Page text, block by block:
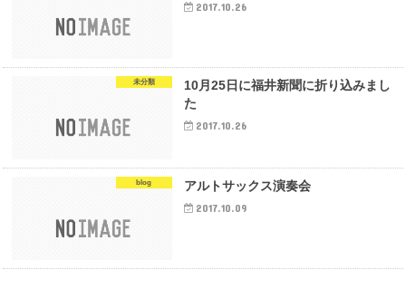
2017.10.26
未分類
10月25日に福井新聞に折り込みまし
た
2017.10.26
blog アルトサックス演奏会
2017.10.09